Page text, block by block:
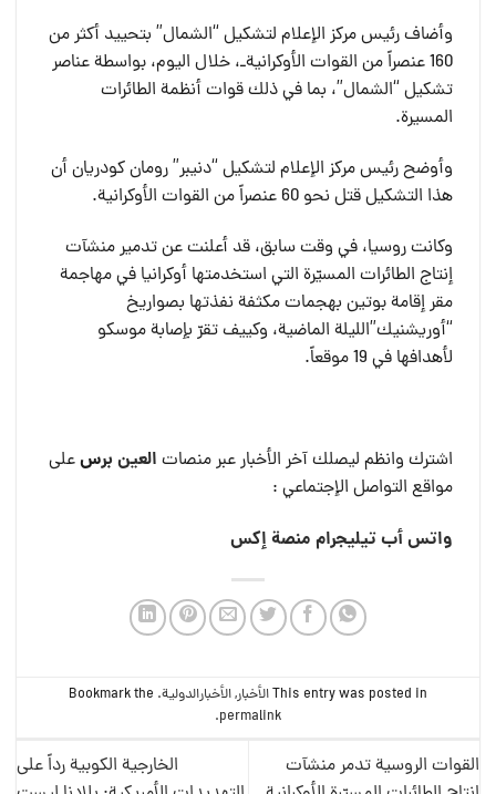
وأضاف رئيس مركز الإعلام لتشكيل “الشمال” بتحييد أكثر من
160 عنصراً من القوات الأوكرانيةـ، خلال اليوم، بواسطة عناصر
تشكيل “الشمال”، بما في ذلك قوات أنظمة الطائرات
المسيرة.
وأوضح رئيس مركز الإعلام لتشكيل “دنيبر” رومان كودريان أن
هذا التشكيل قتل نحو 60 عنصراً من القوات الأوكرانية.
وكانت روسيا، في وقت سابق، قد أعلنت عن تدمير منشآت
إنتاج الطائرات المسيّرة التي استخدمتها أوكرانيا في مهاجمة
مقر إقامة بوتين بهجمات مكثفة نفذتها بصواريخ
“أوريشنيك”الليلة الماضية، وكييف تقرّ بإصابة موسكو
لأهدافها في 19 موقعاً.
اشترك وانظم ليصلك آخر الأخبار عبر منصات العين برسعلى
مواقع التواصل الإجتماعي :
واتس أبتيليجرام منصة إكس
This entry was posted inالأخبار,الأخبارالدولية. Bookmark the
permalink
.
القوات الروسية تدمر منشآت
الخارجية الكوبية رداً على